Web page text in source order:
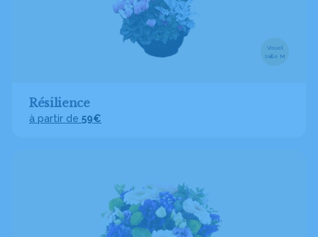
Visuel
taille M
Résilience
à partir de 59€